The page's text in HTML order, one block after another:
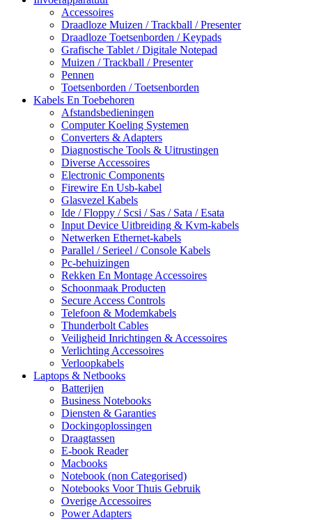
Accessoires
Draadloze Muizen / Trackball / Presenter
Draadloze Toetsenborden / Keypads
Grafische Tablet / Digitale Notepad
Muizen / Trackball / Presenter
Pennen
Toetsenborden / Toetsenborden
Kabels En Toebehoren
Afstandsbedieningen
Computer Koeling Systemen
Converters & Adapters
Diagnostische Tools & Uitrustingen
Diverse Accessoires
Electronic Components
Firewire En Usb-kabel
Glasvezel Kabels
Ide / Floppy / Scsi / Sas / Sata / Esata
Input Device Uitbreiding & Kvm-kabels
Netwerken Ethernet-kabels
Parallel / Serieel / Console Kabels
Pc-behuizingen
Rekken En Montage Accessoires
Schoonmaak Producten
Secure Access Controls
Telefoon & Modemkabels
Thunderbolt Cables
Veiligheid Inrichtingen & Accessoires
Verlichting Accessoires
Verloopkabels
Laptops & Netbooks
Batterijen
Business Notebooks
Diensten & Garanties
Dockingoplossingen
Draagtassen
E-book Reader
Macbooks
Notebook (non Categorised)
Notebooks Voor Thuis Gebruik
Overige Accessoires
Power Adapters